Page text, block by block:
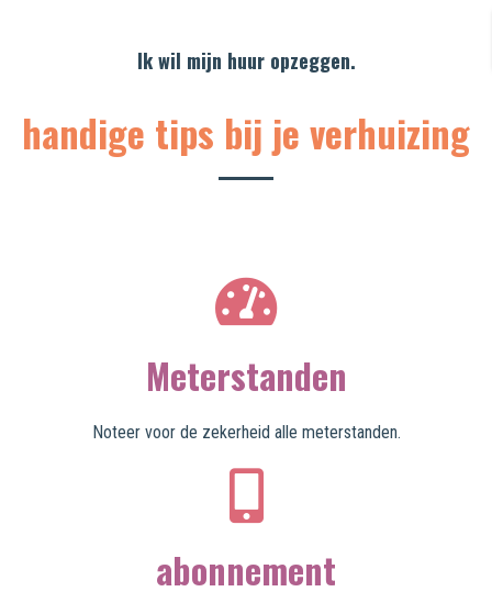
Ik wil mijn huur opzeggen.
handige tips bij je verhuizing
Meterstanden
Noteer voor de zekerheid alle meterstanden.
abonnement